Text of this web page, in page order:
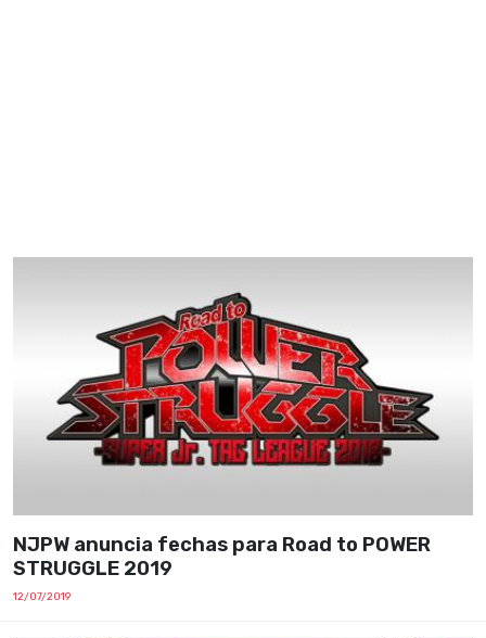
NJPW anuncia fechas para Road to POWER
STRUGGLE 2019
12/07/2019